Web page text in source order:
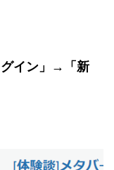
イン」→「新